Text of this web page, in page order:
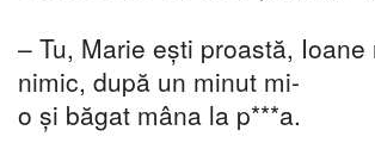
– Tu, Marie ești proastă, Ioane
nimic, după un minut mi-
o și băgat mâna la p***a.